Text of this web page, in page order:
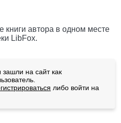
автора в одном месте
LibFox.
на сайт как
либо войти на